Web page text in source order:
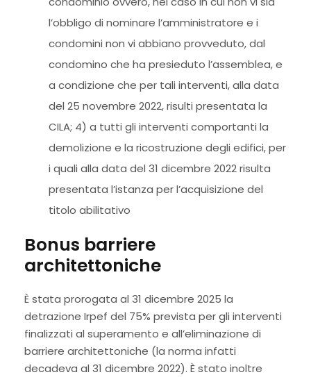
l’obbligo di nominare l’amministratore e i
condomini non vi abbiano provveduto, dal
condomino che ha presieduto l’assemblea, e
a condizione che per tali interventi, alla data
del 25 novembre 2022, risulti presentata la
CILA; 4) a tutti gli interventi comportanti la
demolizione e la ricostruzione degli edifici, per
i quali alla data del 31 dicembre 2022 risulta
presentata l’istanza per l’acquisizione del
titolo abilitativo
Bonus barriere
architettoniche
È stata prorogata al 31 dicembre 2025 la
detrazione Irpef del 75% prevista per gli interventi
finalizzati al superamento e all’eliminazione di
barriere architettoniche (la norma infatti
decadeva al 31 dicembre 2022). È stato inoltre